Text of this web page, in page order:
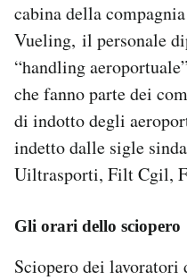
Area Personale
Newsletter
Notifiche mobile
Regala il Post
Hai bisogno di aiuto?
cabina della
Vueling, il personale
“handling
che fanno parte dei
di indotto degli
indetto dalle sigle
Uiltrasporti, Filt Cgil,
Gli orari dello sciopero
Sciopero dei lavoratori